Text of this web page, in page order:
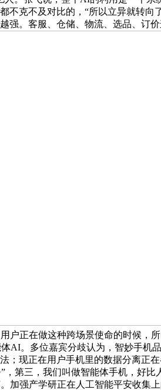
不克不及对比的，“所以立异就转
强。客服、仓储、物流、选品、订
户正在做这种跨场景使命的时候，
AI。多位嘉宾分歧认为，智妙手机
；现正在用户手机里的数据分离正
第三，我们叫做智能体手机，好
加强产学研正在人工智能平安收集